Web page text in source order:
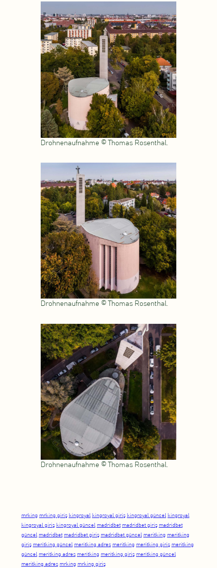
Drohnenaufnahme © Thomas Rosenthal.
Drohnenaufnahme © Thomas Rosenthal.
Drohnenaufnahme © Thomas Rosenthal.
mrking mrking giriş kingroyal kingroyal giriş kingroyal güncel kingroyal
kingroyal giriş kingroyal güncel madridbet madridbet giriş madridbet
güncel madridbet madridbet giriş madridbet güncel meritking meritking
giriş meritking güncel meritking adres meritking meritking giriş meritking
güncel meritking adres meritking meritking giriş meritking güncel
meritking adres mrking mrking giriş